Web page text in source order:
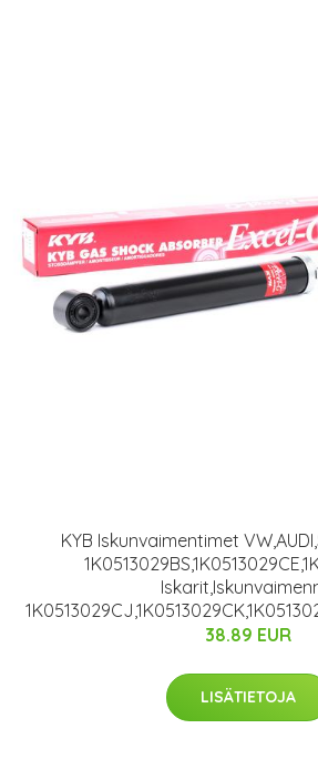
KYB Iskunvaimentimet
38.89 EUR
LISÄTIETOJA